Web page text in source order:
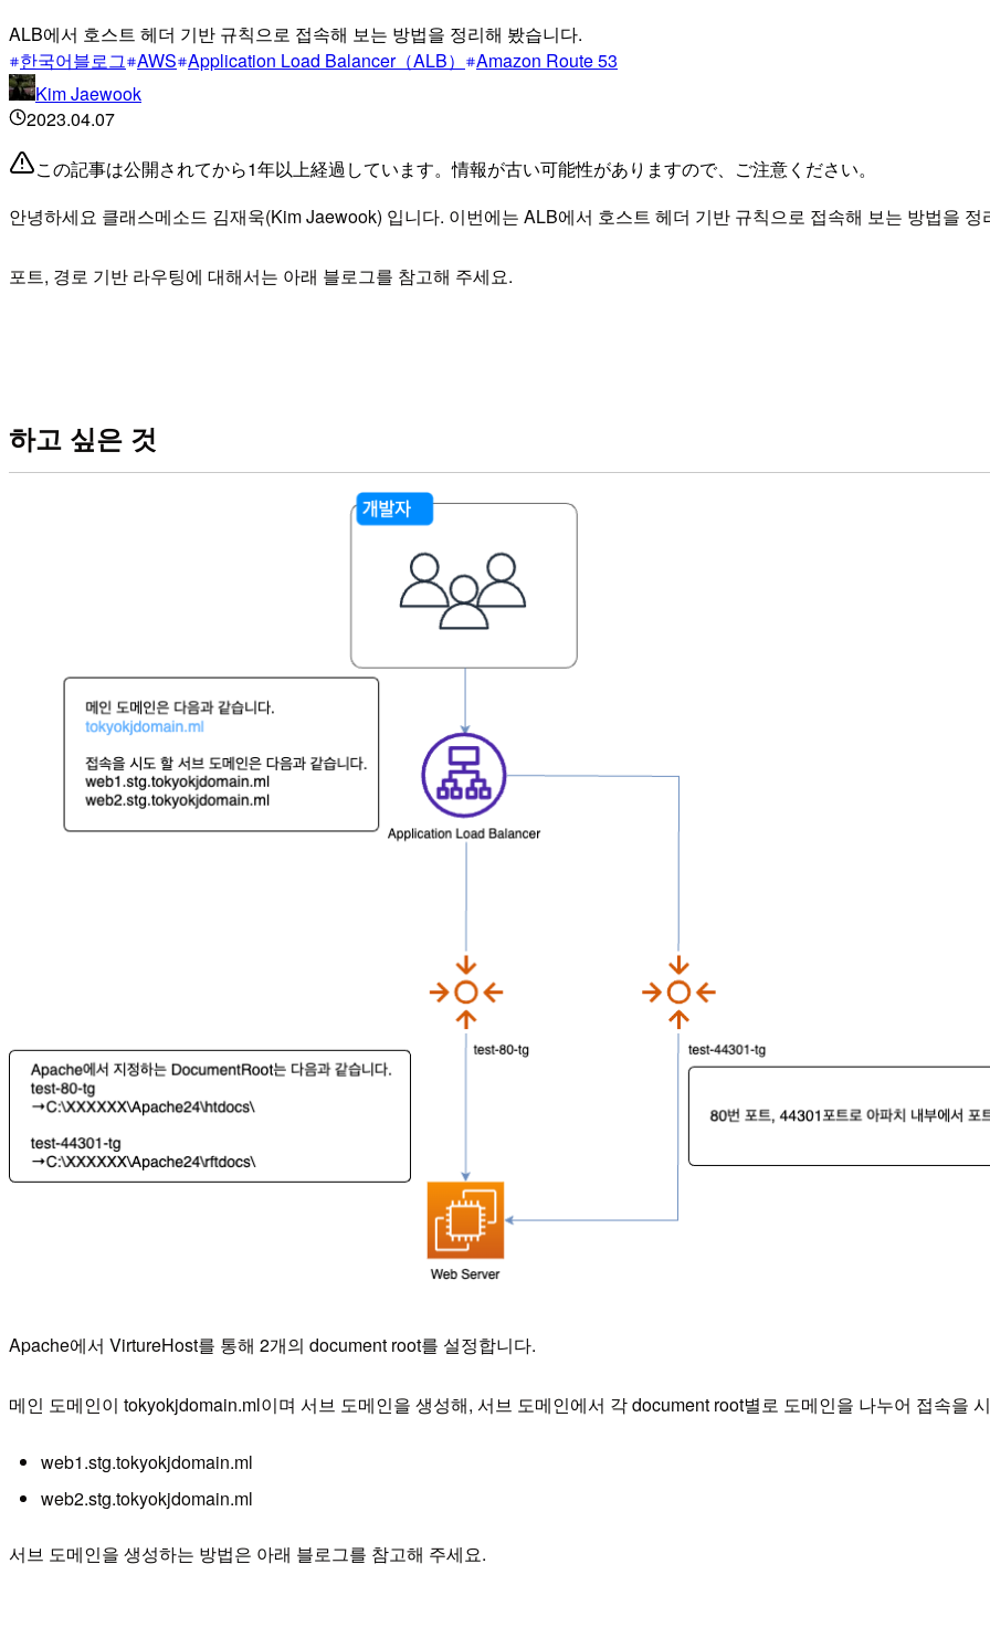
ALB에서 호스트 헤더 기반 규칙으로 접속해 보는 방법을 정리해 봤습니다.
한국어블로그 AWS Application Load Balancer（ALB）
Amazon Route 53
Kim Jaewook
2023.04.07
この記事は公開されてから1年以上経過しています。情報が古い可能性がありますので、ご注意ください。
안녕하세요 클래스메소드 김재욱(Kim Jaewook) 입니다. 이번에는 ALB에서 호스트 헤더 기반 규칙으로 접속해 보는 방법을 정
포트, 경로 기반 라우팅에 대해서는 아래 블로그를 참고해 주세요.
하고 싶은 것
Apache에서 VirtureHost를 통해 2개의 document root를 설정합니다.
메인 도메인이 tokyokjdomain.ml이며 서브 도메인을 생성해, 서브 도메인에서 각 document root별로 도메인을 나누어 접속을
web1.stg.tokyokjdomain.ml
web2.stg.tokyokjdomain.ml
서브 도메인을 생성하는 방법은 아래 블로그를 참고해 주세요.